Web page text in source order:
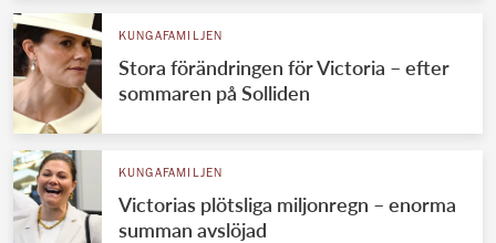
KUNGAFAMILJEN
Stora förändringen för Victoria – efter
sommaren på Solliden
KUNGAFAMILJEN
Victorias plötsliga miljonregn – enorma
summan avslöjad